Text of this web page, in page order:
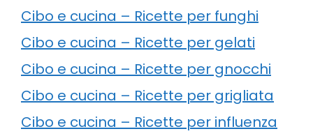
Cibo e cucina – Ricette per funghi
Cibo e cucina – Ricette per gelati
Cibo e cucina – Ricette per gnocchi
Cibo e cucina – Ricette per grigliata
Cibo e cucina – Ricette per influenza